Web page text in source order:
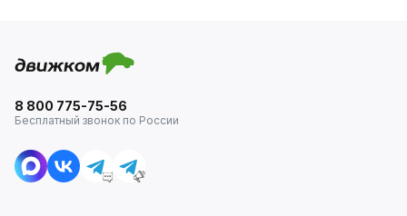
8 800 775-75-56
Бесплатный звонок по России